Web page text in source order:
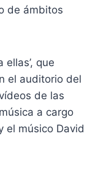
de ámbitos
ellas’, que
el auditorio del
de las
a cargo
el músico David